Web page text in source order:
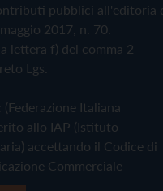
pubblici all'editoria
2017, n. 70.
lettera f) del comma 2
Lgs.
Italiana
allo IAP (Istituto
accettando il Codice di
Commerciale